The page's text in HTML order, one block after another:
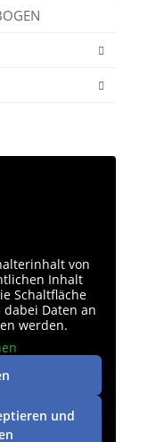
von
Inhalt
Schaltfläche
dabei Daten an
werden.
und